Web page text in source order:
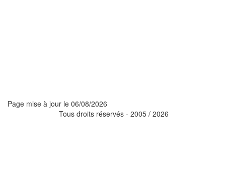
Page mise à jour le 06/08/2026
Tous droits réservés - 2005 / 2026